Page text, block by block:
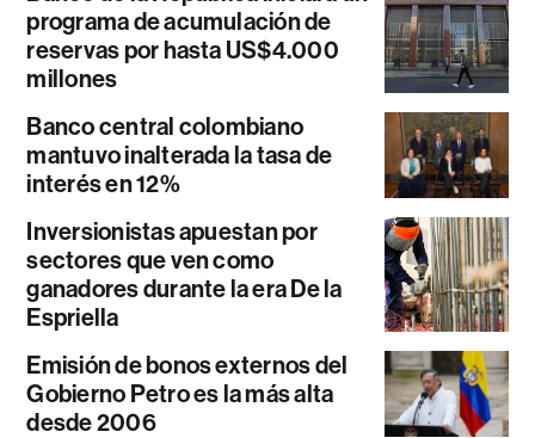
programa de acumulación de
reservas por hasta US$4.000
millones
Banco central colombiano
mantuvo inalterada la tasa de
interés en 12%
Inversionistas apuestan por
sectores que ven como
ganadores durante la era De la
Espriella
Emisión de bonos externos del
Gobierno Petro es la más alta
desde 2006